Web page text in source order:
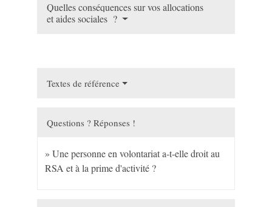
Quelles conséquences sur vos allocations
et aides sociales ?
Textes de référence
Questions ? Réponses !
Une personne en volontariat a-t-elle droit au
RSA et à la prime d'activité ?